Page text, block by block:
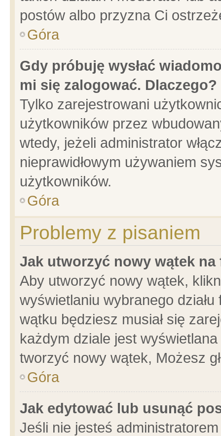
postów albo przyzna Ci
Góra
Gdy próbuję wysłać
mi się zalogować. Dlaczego?
Tylko zarejestrowani
użytkowników przez
wtedy, jeżeli administrator
nieprawidłowym używaniem
użytkowników.
Góra
Problemy z pisaniem
Jak utworzyć nowy wątek na
Aby utworzyć nowy wątek,
wyświetlaniu wybranego
wątku będziesz musiał się
każdym dziale jest
tworzyć nowy wątek, Możesz
Góra
Jak edytować lub usunąć
Jeśli nie jesteś